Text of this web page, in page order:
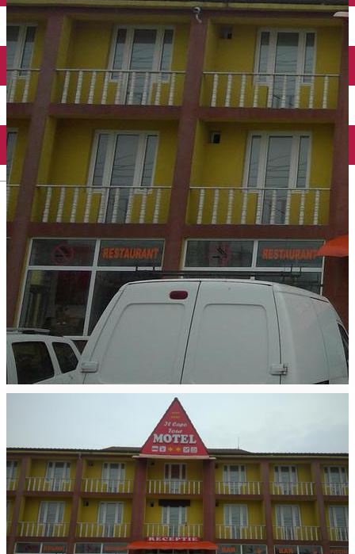
English
Închirieri auto
Închirieri biciclete
Încărcare vehicule electrice